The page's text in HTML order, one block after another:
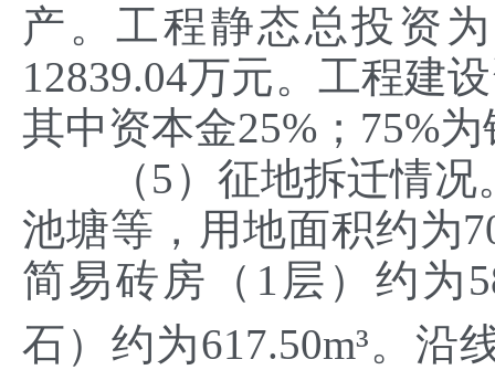
产。工程静态总投资
12839.04万元。工程建
其中资本金25%；75%
（5）征地拆迁情况
池塘等，用地面积约为
简易砖房（1层）约为
石）约为617.50m³。沿